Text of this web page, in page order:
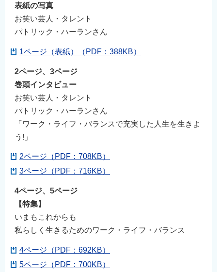
表紙の写真
お笑い芸人・タレント
パトリック・ハーランさん
1ページ（表紙）（PDF：388KB）
2ページ、3ページ
巻頭インタビュー
お笑い芸人・タレント
パトリック・ハーランさん
「ワーク・ライフ・バランスで充実した人生を生きよ
う!」
2ページ（PDF：708KB）
3ページ（PDF：716KB）
4ページ、5ページ
【特集】
いまもこれからも
私らしく生きるためのワーク・ライフ・バランス
4ページ（PDF：692KB）
5ページ（PDF：700KB）